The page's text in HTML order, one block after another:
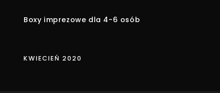
Boxy imprezowe dla 4-6 osób
KWIECIEŃ 2020